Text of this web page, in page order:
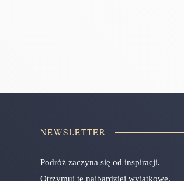
NEWSLETTER
Podróż zaczyna się od inspiracji.
Otrzymuj te najbardziej wyjątkowe.